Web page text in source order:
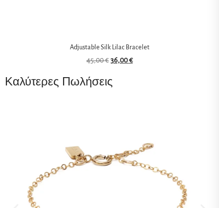
Adjustable Silk Lilac Bracelet
45,00€ 36,00€
Καλύτερες Πωλήσεις